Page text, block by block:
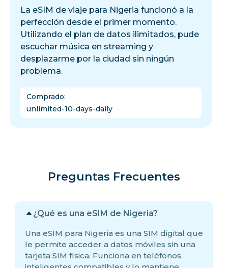
La eSIM de viaje para Nigeria funcionó a la
perfección desde el primer momento.
Utilizando el plan de datos ilimitados, pude
escuchar música en streaming y
desplazarme por la ciudad sin ningún
problema.
Comprado:
unlimited-10-days-daily
Preguntas Frecuentes
¿Qué es una eSIM de Nigeria?
Una eSIM para Nigeria es una SIM digital que
le permite acceder a datos móviles sin una
tarjeta SIM física. Funciona en teléfonos